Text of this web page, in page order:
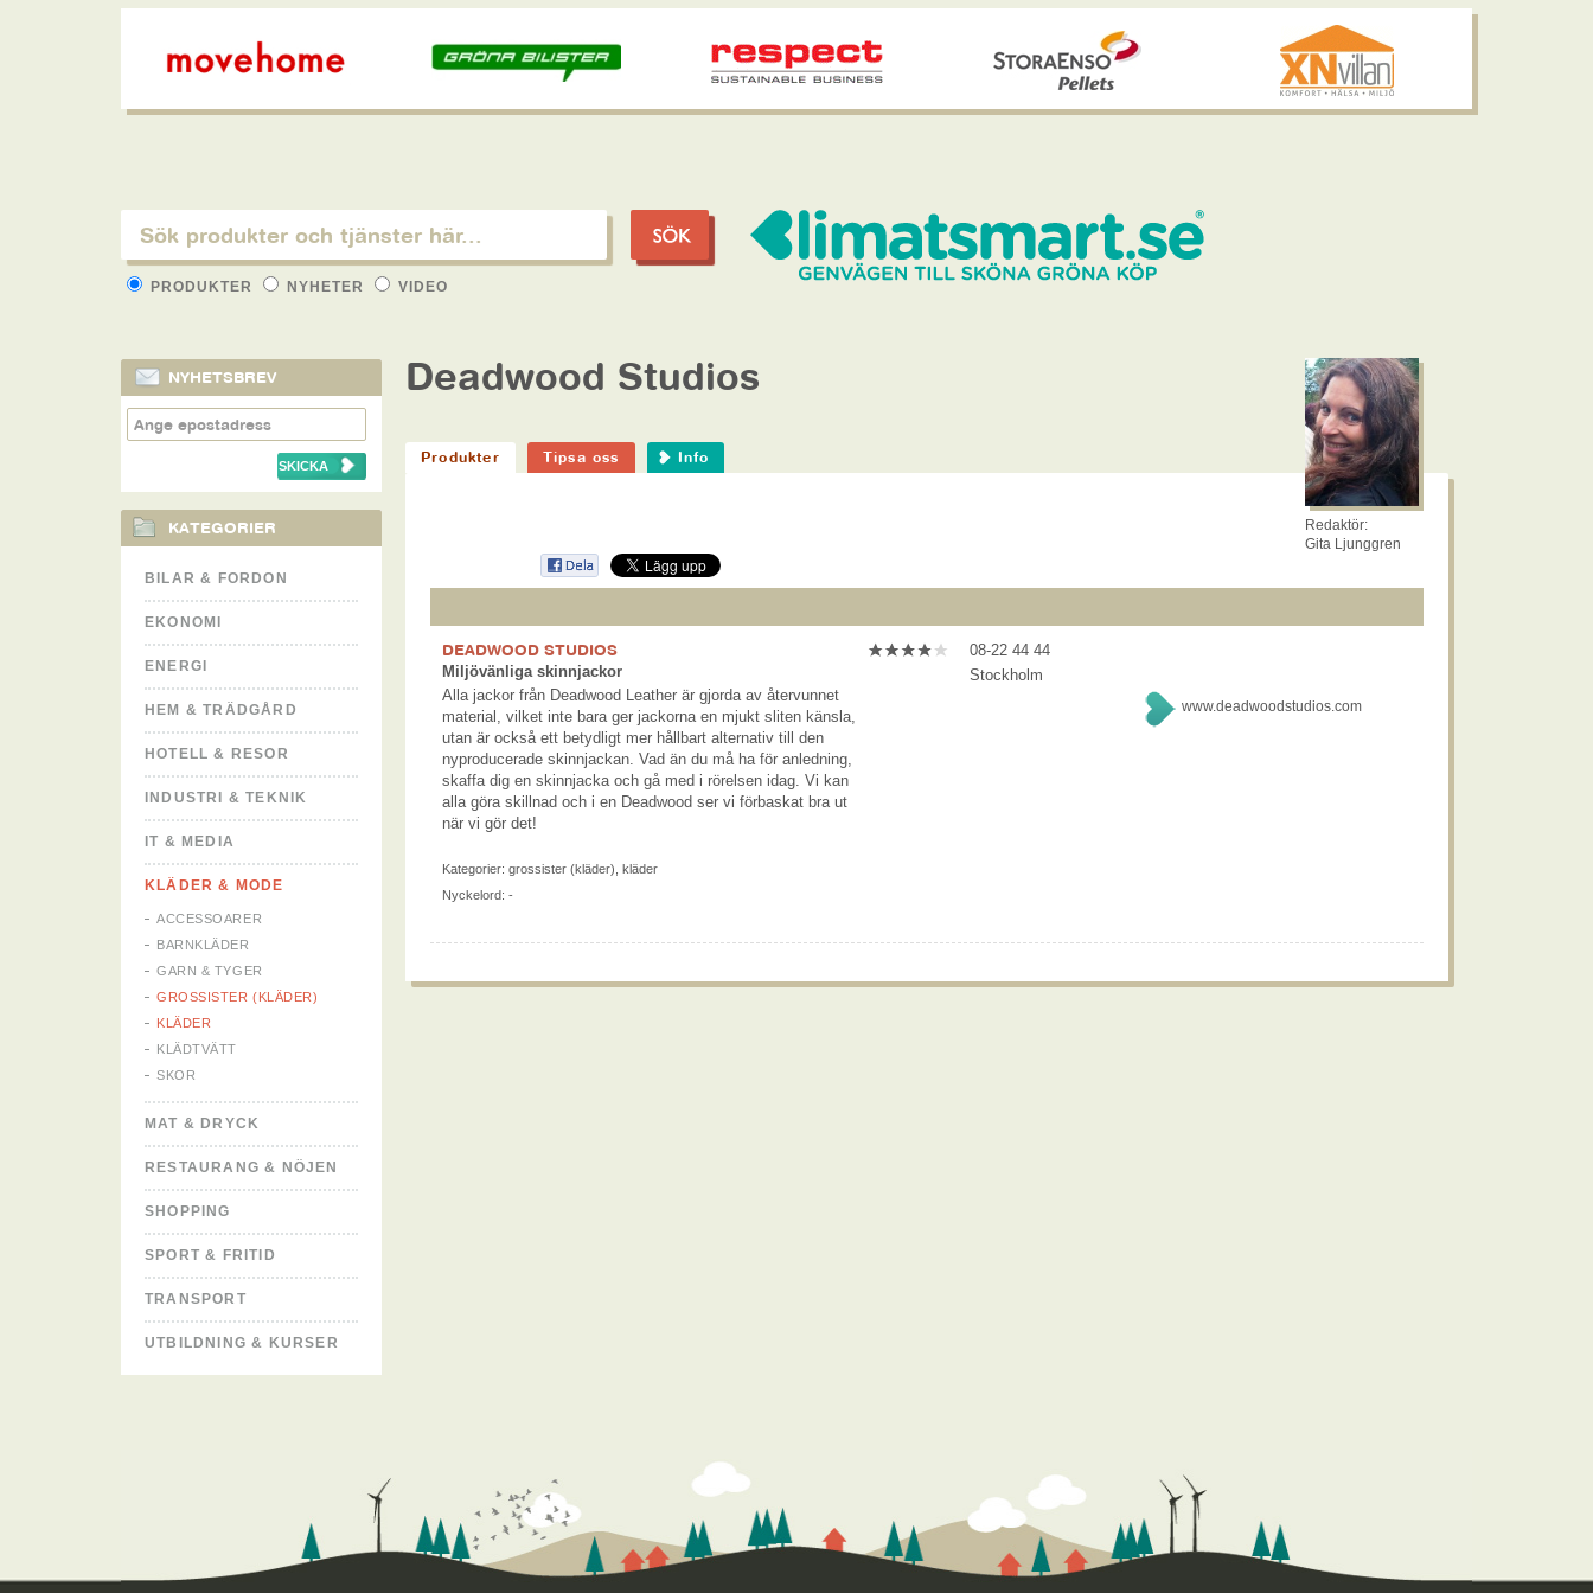
PRODUKTER NYHETER VIDEO
NYHETSBREV
KATEGORIER
BILAR & FORDON
EKONOMI
ENERGI
HEM & TRÄDGÅRD
HOTELL & RESOR
INDUSTRI & TEKNIK
IT & MEDIA
KLÄDER & MODE
ACCESSOARER
BARNKLÄDER
GARN & TYGER
GROSSISTER (KLÄDER)
KLÄDER
KLÄDTVÄTT
SKOR
MAT & DRYCK
RESTAURANG & NÖJEN
SHOPPING
SPORT & FRITID
TRANSPORT
UTBILDNING & KURSER
Deadwood Studios
Produkter Tipsa oss Info
Redaktör:
Gita Ljunggren
DEADWOOD STUDIOS
Miljövänliga skinnjackor
Alla jackor från Deadwood Leather är gjorda av återvunnet
material, vilket inte bara ger jackorna en mjukt sliten känsla,
utan är också ett betydligt mer hållbart alternativ till den
nyproducerade skinnjackan. Vad än du må ha för anledning,
skaffa dig en skinnjacka och gå med i rörelsen idag. Vi kan
alla göra skillnad och i en Deadwood ser vi förbaskat bra ut
när vi gör det!
08-22 44 44
Stockholm
www.deadwoodstudios.com
Kategorier: grossister (kläder) kläder
Nyckelord: -